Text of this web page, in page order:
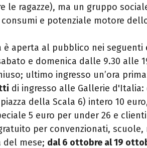
le ragazze), ma un gruppo
e potenziale motore
è aperta al pubblico nei seguenti
e domenica dalle 9.30 alle
ultimo ingresso un’ora
di ingresso alle Gallerie d'Italia:
della Scala 6) intero 10
5 euro per under 26 e
per convenzionati, scuole,
del mese; dal 6 ottobre al 19